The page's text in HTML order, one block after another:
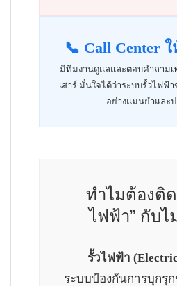
📞 Call Center
มีทีมงานดูแลและตอบคำถาม
เสาร์ มั่นใจได้ว่าระบบรั้วไฟฟ้
อย่างแม่นยำและ
ทำไมต้องติด
ไฟฟ้า” กับ
รั้วไฟฟ้า
ระบบป้องกันการบุกรุ